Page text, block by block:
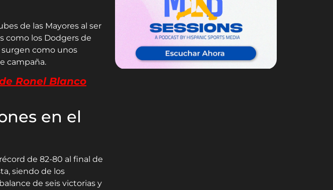
de las Mayores al ser
como los Dodgers de
surgen como unos
campaña.
Ronel Blanco
en el
de 82-80 al final de
siendo de los
de seis victorias y